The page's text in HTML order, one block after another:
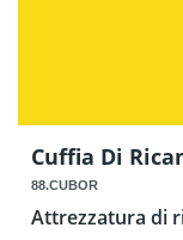
Cuffia Di
88.CUBOR
Attrezzatura di